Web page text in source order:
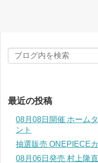
最近の投稿
08月08日開催 ホーム
ント
抽選販売 ONEPIECE
08月06日発売 村上隆